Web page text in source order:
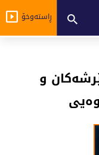
ڕاستەوخۆ
و